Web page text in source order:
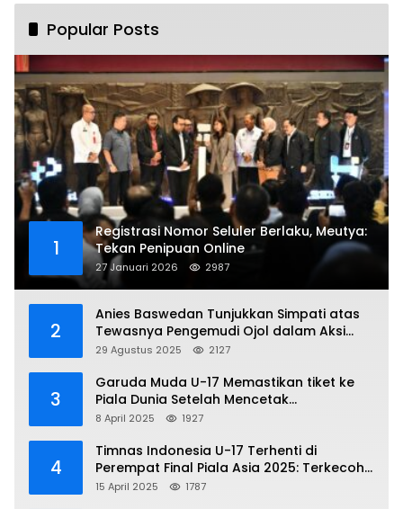
Popular Posts
1
Registrasi Nomor Seluler Berlaku, Meutya:
Tekan Penipuan Online
27 Januari 2026 2987
2
Anies Baswedan Tunjukkan Simpati atas
Tewasnya Pengemudi Ojol dalam Aksi
Demo
29 Agustus 2025 2127
3
Garuda Muda U-17 Memastikan tiket ke
Piala Dunia Setelah Mencetak
Kemenangan Gemilang atas Yaman 4-1 di
8 April 2025 1927
4
Timnas Indonesia U-17 Terhenti di
Perempat Final Piala Asia 2025: Terkecoh
Korea Utara
15 April 2025 1787